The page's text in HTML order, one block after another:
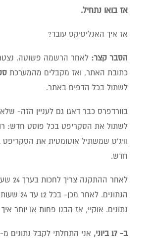
אז בואו נתחיל.
אז איך האנליטיקס עובד?
הסבר קצר: לאחר הרשמה פשוטה,
כתובת האתר, ואז מקבלים מהמערכת
לשתול בכל הדפים באתר.
בוורדפרס כבר דאגו גם לעניין הזה-
לשתול את הסקריפט בכל פוסט חדש:
וויג'ט שמשתיל אוטומטית את
חדש.
לאחר
הנתונים. לאחר
נתונים. אוקיי, אז הבנו פחות או יותר
ב- 17 ביוני,
אני התחלתי לקבל נתונים מ-